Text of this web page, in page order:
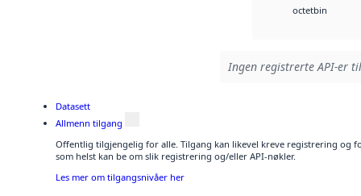
octetbin
Ingen registrerte API-er
Datasett
Allmenn tilgang
Offentlig tilgjengelig for alle. Tilgang kan likevel kreve registrering og
som helst kan be om slik registrering og/eller API-nøkler.
Les mer om tilgangsnivåer her